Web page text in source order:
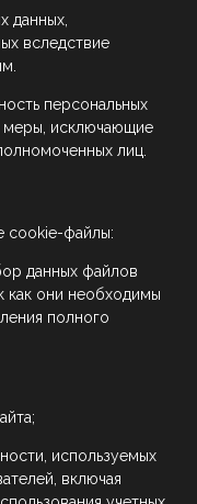
данных,
вследствие
персональных
меры, исключающие
лиц.
cookie-файлы:
данных файлов
как они необходимы
полного
используемых
включая